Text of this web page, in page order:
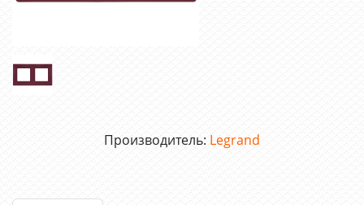
Производитель: Legrand